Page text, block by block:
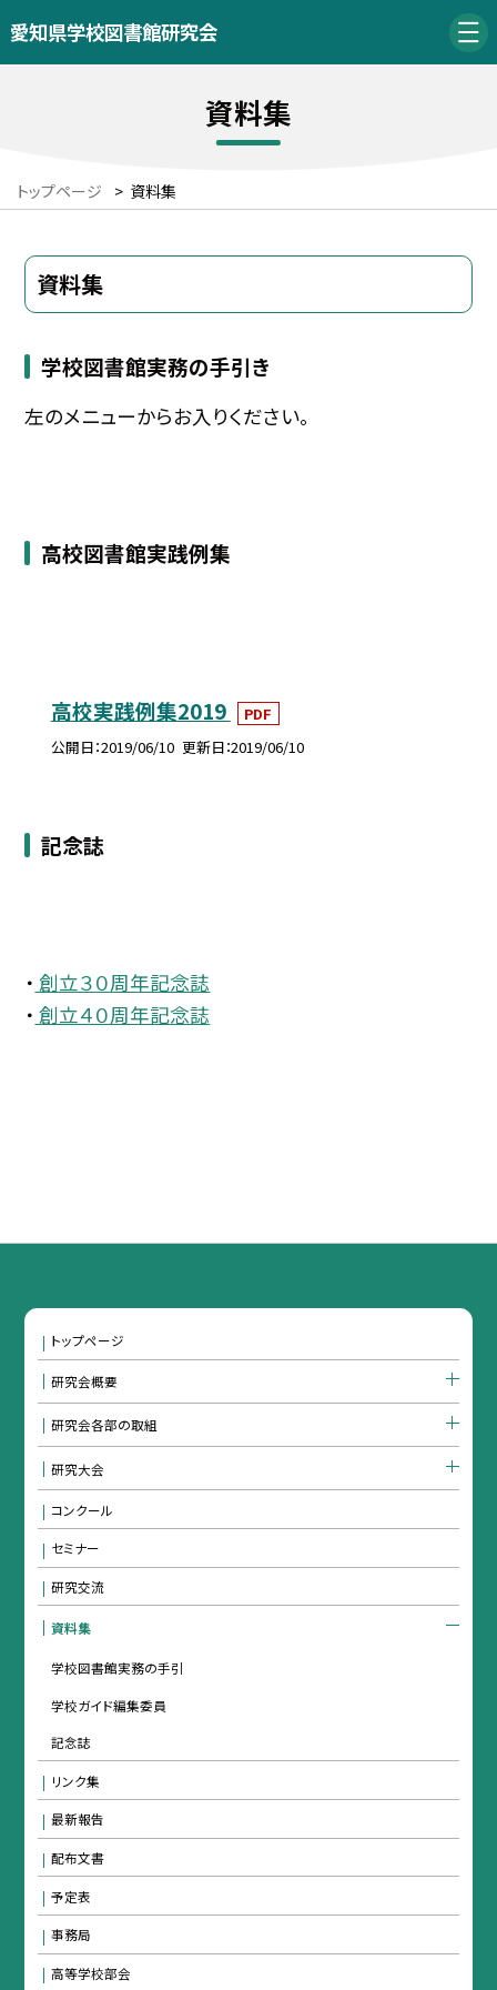
愛知県学校図書館研究会
資料集
トップページ > 資料集
資料集
学校図書館実務の手引き
左のメニューからお入りください。
高校図書館実践例集
高校実践例集2019
PDF
公開日 2019/06/10 更新日 2019/06/10
記念誌
・ 創立３０周年記念誌
・ 創立４０周年記念誌
トップページ
研究会概要
研究会各部の取組
研究大会
コンクール
セミナー
研究交流
資料集
学校図書館実務の手引
学校ガイド編集委員
記念誌
リンク集
最新報告
配布文書
予定表
事務局
高等学校部会